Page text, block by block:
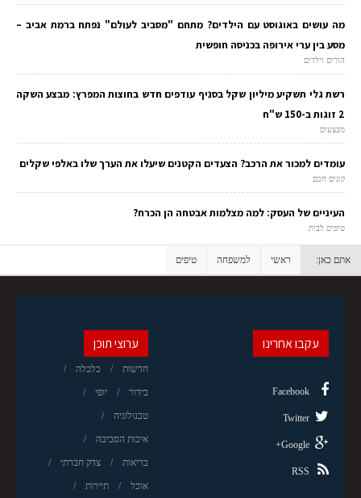
מה עושים באוגוסט עם הילדים? מתחם "מסביב לעולם" נפתח ברמת אביב –
מסע בין ערי אירופה בכניסה חופשית
הורים וילדים
רשת גלי תשקיע מיליון שקל בסניף עודפים חדש בחוצות המפרץ: מבצע השקה
2 זוגות ב-150 ש"ח
מבצעים
עומדים למכור את הרכב? הצעדים הקטנים שיעלו את הערך שלו באלפי שקלים
קונים חכם
העיניים של העסק: למה מצלמות אבטחה הן הכרח?
טיפים לבית
אתם כאן: ראשי למשפחה טיפים
ערוצי תוכן
חדשות כלכלה
בידור יופי
טכנולוגיה
איכות הסביבה
בריאות צדק חברתי
אוכל תיירות
עקבו אחרינו
Facebook
Twitter
Google+
RSS